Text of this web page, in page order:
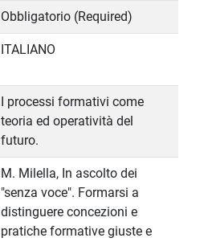
Obbligatorio (Required)
ITALIANO
I processi formativi come
teoria ed operatività del
futuro.
M. Milella, In ascolto dei
"senza voce". Formarsi a
distinguere concezioni e
pratiche formative giuste e